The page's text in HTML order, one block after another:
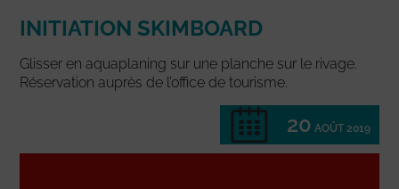
INITIATION SKIMBOARD
Glisser en aquaplaning sur une planche sur le rivage.
Réservation auprès de l’office de tourisme.
20 AOÛT 2019